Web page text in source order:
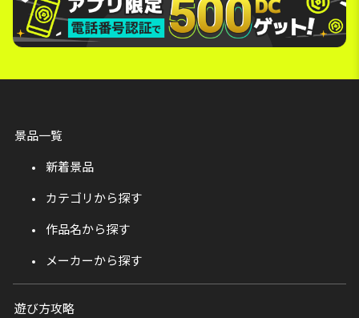
景品一覧
新着景品
カテゴリから探す
作品名から探す
メーカーから探す
遊び方攻略